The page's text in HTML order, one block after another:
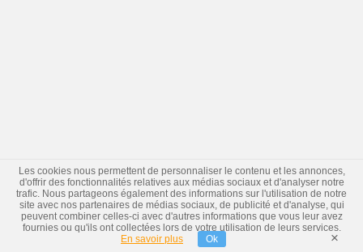
Les cookies nous permettent de personnaliser le contenu et les annonces,
d'offrir des fonctionnalités relatives aux médias sociaux et d'analyser notre
trafic. Nous partageons également des informations sur l'utilisation de notre
site avec nos partenaires de médias sociaux, de publicité et d'analyse, qui
peuvent combiner celles-ci avec d'autres informations que vous leur avez
fournies ou qu'ils ont collectées lors de votre utilisation de leurs services.
En savoir plus
Ok ×